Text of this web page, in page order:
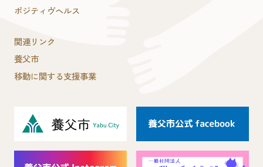
ポジティヴヘルス
関連リンク
養父市
移動に関する支援事業